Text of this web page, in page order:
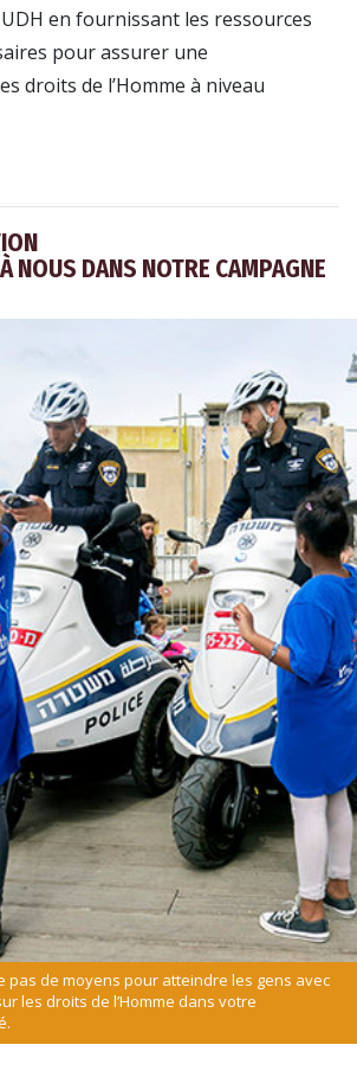
en fournissant les ressources
pour assurer une
droits de l’Homme à niveau
NOUS DANS NOTRE CAMPAGNE
pas de moyens pour atteindre les gens avec
les droits de l’Homme dans votre